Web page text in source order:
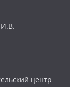
центр